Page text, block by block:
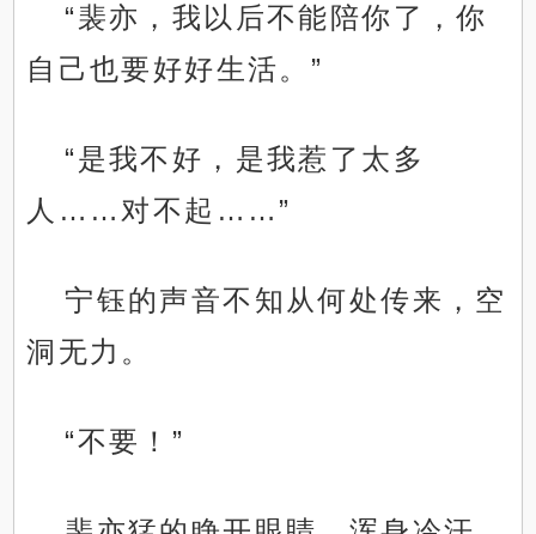
“裴亦，我以后不能陪你了，你
自己也要好好生活。”
“是我不好，是我惹了太多
人……对不起……”
宁钰的声音不知从何处传来，空
洞无力。
“不要！”